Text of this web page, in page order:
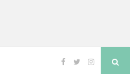
Facebook
TwitterInstagram